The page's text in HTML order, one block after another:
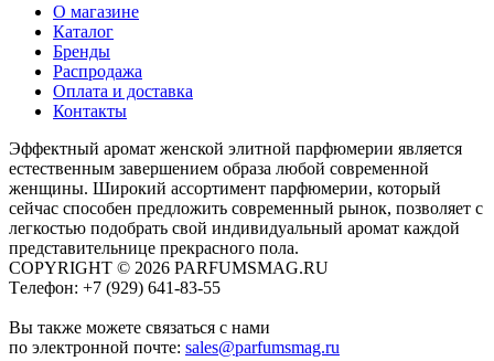
О магазине
Каталог
Бренды
Распродажа
Оплата и доставка
Контакты
Эффектный аромат женской элитной парфюмерии является
естественным завершением образа любой современной
женщины. Широкий ассортимент парфюмерии, который
сейчас способен предложить современный рынок, позволяет с
легкостью подобрать свой индивидуальный аромат каждой
представительнице прекрасного пола.
COPYRIGHT © 2026 PARFUMSMAG.RU
Tелефон: +7 (929) 641-83-55
Вы также можете связаться с нами
по электронной почте: sales@parfumsmag.ru